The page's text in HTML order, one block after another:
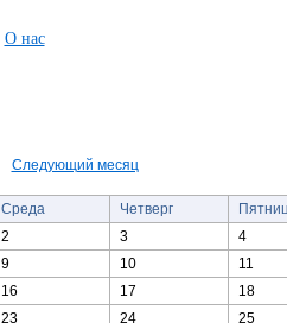
О нас
Следующий месяц
Среда Четверг
2 3 4
9 10 11
16 17 18
23 24 25